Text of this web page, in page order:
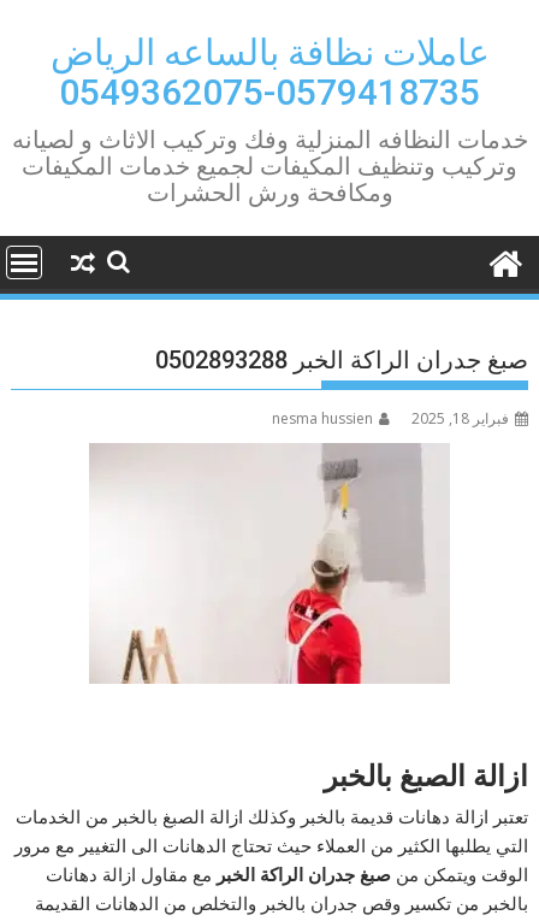
contentعاملات نظافة بالساعه الرياض
0579418735-0549362075
خدمات النظافه المنزلية وفك وتركيب الاثاث و لصيانه
وتركيب وتنظيف المكيفات لجميع خدمات المكيفات
ومكافحة ورش الحشرات
صبغ جدران الراكة الخبر 0502893288
فبراير 18, 2025 nesma hussien
ازالة الصبغ بالخبر
تعتبر ازالة دهانات قديمة بالخبر وكذلك ازالة الصبغ بالخبر من الخدمات
التي يطلبها الكثير من العملاء حيث تحتاج الدهانات الى التغيير مع مرور
الوقت ويتمكن منصبغ جدران الراكة الخبر مع مقاول ازالة دهانات
بالخبر من تكسير وقص جدران بالخبر والتخلص من الدهانات القديمة